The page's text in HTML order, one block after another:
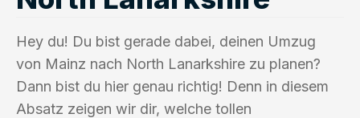
Hey du! Du bist gerade dabei, deinen Umzug
von Mainz nach North Lanarkshire zu planen?
Dann bist du hier genau richtig! Denn in diesem
Absatz zeigen wir dir, welche tollen